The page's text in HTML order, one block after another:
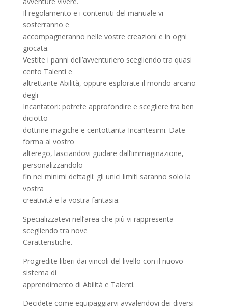
Il regolamento e i contenuti del manuale vi
sosterranno e
accompagneranno nelle vostre creazioni e in ogni
giocata.
Vestite i panni dell’avventuriero scegliendo tra quasi
cento Talenti e
altrettante Abilità, oppure esplorate il mondo arcano
degli
Incantatori: potrete approfondire e scegliere tra ben
diciotto
dottrine magiche e centottanta Incantesimi. Date
forma al vostro
alterego, lasciandovi guidare dall’immaginazione,
personalizzandolo
fin nei minimi dettagli: gli unici limiti saranno solo la
vostra
creatività e la vostra fantasia.
Specializzatevi nell’area che più vi rappresenta
scegliendo tra nove
Caratteristiche.
Progredite liberi dai vincoli del livello con il nuovo
sistema di
apprendimento di Abilità e Talenti.
Decidete come equipaggiarvi avvalendovi dei diversi